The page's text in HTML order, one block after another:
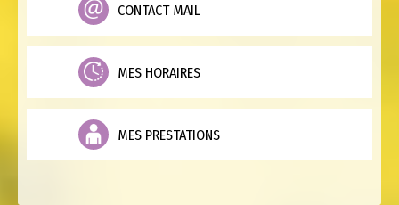
CONTACT MAIL
MES HORAIRES
MES PRESTATIONS